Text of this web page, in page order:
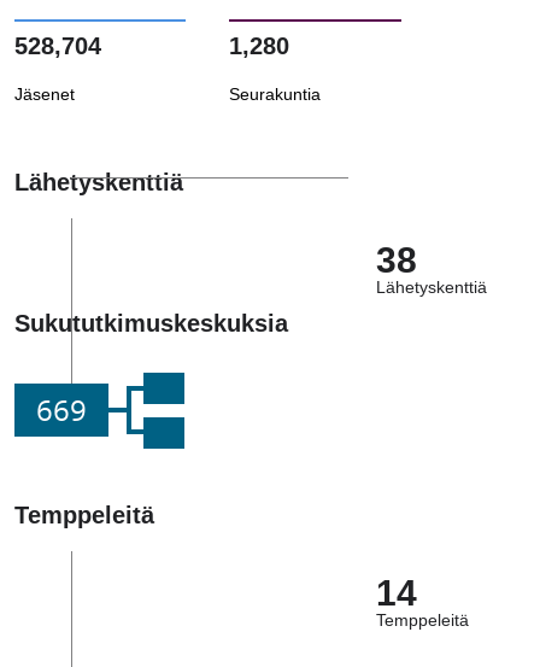
528,704
Jäsenet
1,280
Seurakuntia
Lähetyskenttiä
38
Lähetyskenttiä
Sukututkimuskeskuksia
669
Temppeleitä
14
Temppeleitä